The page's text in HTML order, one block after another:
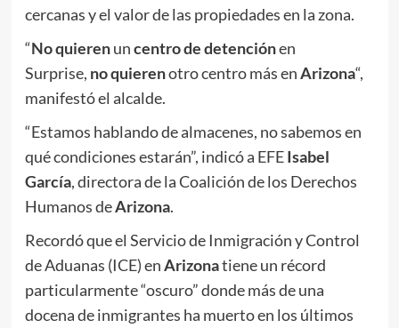
cercanas y el valor de las propiedades en la zona.
“No quierenuncentro de detenciónen
Surprise, no quierenotro centro más enArizona“,
manifestó el alcalde.
“Estamos hablando de almacenes, no sabemos en
qué condiciones estarán”, indicó a EFEIsabel
García, directora de la Coalición de los Derechos
Humanos deArizona.
Recordó que el Servicio de Inmigración y Control
de Aduanas (ICE) enArizonatiene un récord
particularmente “oscuro” donde más de una
docena de inmigrantes ha muerto en los últimos